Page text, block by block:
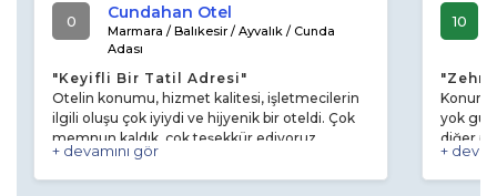
oluşuyor. Bu nedenle adanın yaşlı nüfusunun büyük
bölümü Rumca-Yunanca'yı bilmekte. Son zamanlarda ada
isteyen büyük şehir sakinleri tarafından arttırılmış durumda.
0 Cundahan Otel
Marmara / Balıkesir / Ayvalık / Cunda
Adası
"Keyifli Bir Tatil Adresi"
Otelin konumu, hizmet kalitesi, işletmecilerin
ilgili oluşu çok iyiydi ve hijyenik bir oteldi. Çok
memnun kaldık, çok teşekkür ediyoruz.
+ devamını gör
10
Konum
yok
diğer
+